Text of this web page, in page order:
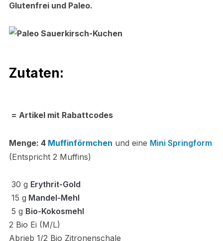
Glutenfrei und Paleo.
Zutaten:
= Artikel mit Rabattcodes
Menge: 4 Muffinförmchen und eine Mini Springform
(Entspricht 2 Muffins)
30 g Erythrit-Gold
15 g Mandel-Mehl
5 g Bio-Kokosmehl
2 Bio Ei (M/L)
Abrieb 1/2 Bio Zitronenschale